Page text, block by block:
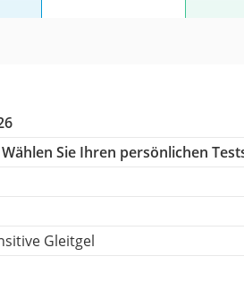
Sie Ihren persönlichen
Gleitgel